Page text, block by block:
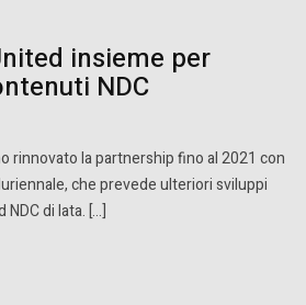
insieme per
NDC
rinnovato la partnership fino al 2021 con
che prevede ulteriori sviluppi
di Iata. […]